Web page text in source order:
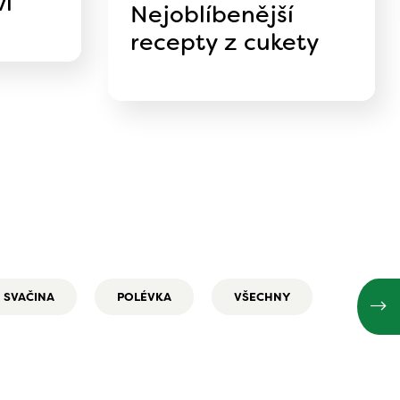
Nejoblíbenější
recepty z cukety
SVAČINA POLÉVKA VŠECHNY